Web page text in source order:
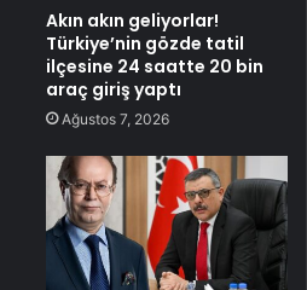
Akın akın geliyorlar!
Türkiye’nin gözde tatil
ilçesine 24 saatte 20 bin
araç giriş yaptı
Ağustos 7, 2026